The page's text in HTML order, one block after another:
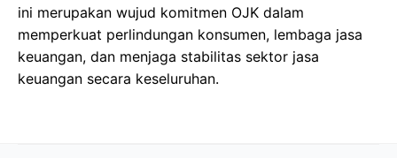
ini merupakan wujud komitmen OJK dalam
memperkuat perlindungan konsumen, lembaga jasa
keuangan, dan menjaga stabilitas sektor jasa
keuangan secara keseluruhan.